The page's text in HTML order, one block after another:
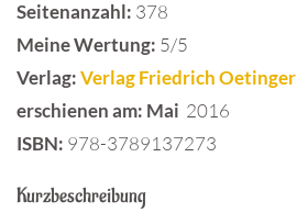
Seitenanzahl: 378
Meine Wertung: 5/5
Verlag:Verlag Friedrich Oetinger
erschienen am: Mai 2016
ISBN: 978-3789137273
Kurzbeschreibung